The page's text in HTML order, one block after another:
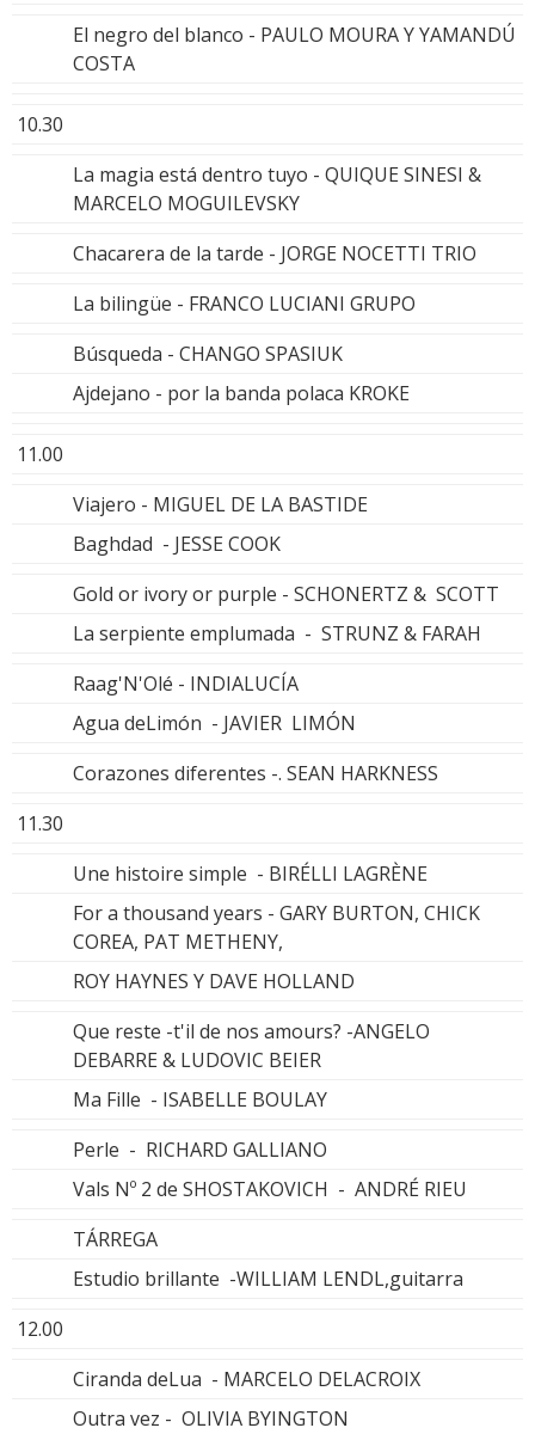
El negro del blanco - PAULO MOURA Y YAMANDÚ
COSTA
10.30
La magia está dentro tuyo - QUIQUE SINESI &
MARCELO MOGUILEVSKY
Chacarera de la tarde - JORGE NOCETTI TRIO
La bilingüe - FRANCO LUCIANI GRUPO
Búsqueda - CHANGO SPASIUK
Ajdejano - por la banda polaca KROKE
11.00
Viajero - MIGUEL DE LA BASTIDE
Baghdad - JESSE COOK
Gold or ivory or purple - SCHONERTZ & SCOTT
La serpiente emplumada - STRUNZ & FARAH
Raag'N'Olé - INDIALUCÍA
Agua deLimón - JAVIER LIMÓN
Corazones diferentes -. SEAN HARKNESS
11.30
Une histoire simple - BIRÉLLI LAGRÈNE
For a thousand years - GARY BURTON, CHICK
COREA, PAT METHENY,
ROY HAYNES Y DAVE HOLLAND
Que reste -t'il de nos amours? -ANGELO
DEBARRE & LUDOVIC BEIER
Ma Fille - ISABELLE BOULAY
Perle - RICHARD GALLIANO
Vals Nº 2 de SHOSTAKOVICH - ANDRÉ RIEU
TÁRREGA
Estudio brillante -WILLIAM LENDL,guitarra
12.00
Ciranda deLua - MARCELO DELACROIX
Outra vez - OLIVIA BYINGTON